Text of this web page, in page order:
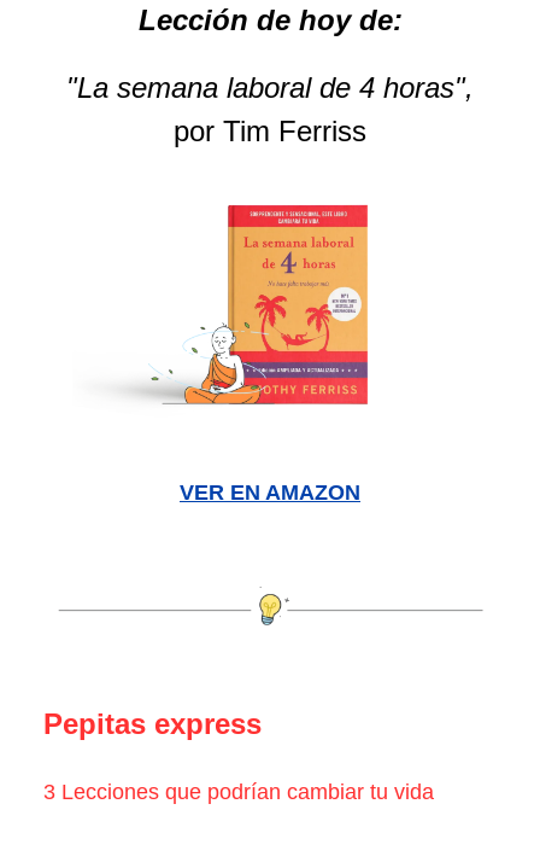
Lección de hoy de:
"La semana laboral de 4 horas",
por Tim Ferriss
VER EN AMAZON
Pepitas express
3 Lecciones que podrían cambiar tu vida